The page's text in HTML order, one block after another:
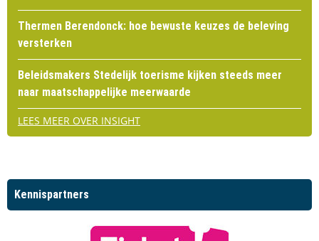
Thermen Berendonck: hoe bewuste keuzes de beleving
versterken
Beleidsmakers Stedelijk toerisme kijken steeds meer
naar maatschappelijke meerwaarde
LEES MEER OVER INSIGHT
Kennispartners